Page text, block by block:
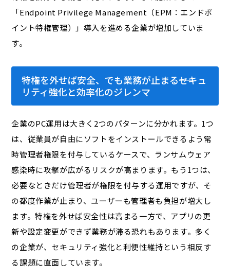
「Endpoint Privilege Management（EPM：エンドポ
イント特権管理）」導入を進める企業が増加していま
す。
特権を外せば安全、でも業務が止まる――セキュ
リティ強化と効率化のジレンマ
企業のPC運用は大きく2つのパターンに分かれます。1つ
は、従業員が自由にソフトをインストールできるよう常
時管理者権限を付与しているケースで、ランサムウェア
感染時に攻撃が広がるリスクが高まります。もう1つは、
必要なときだけ管理者が権限を付与する運用ですが、そ
の都度作業が止まり、ユーザーも管理者も負担が増大し
ます。特権を外せば安全性は高まる一方で、アプリの更
新や設定変更ができず業務が滞る恐れもあります。多く
の企業が、セキュリティ強化と利便性維持という相反す
る課題に直面しています。